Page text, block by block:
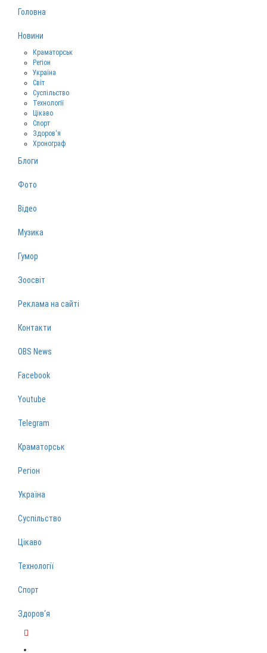
Головна
Новини
Краматорськ
Регіон
Україна
Світ
Суспільство
Технології
Цікаво
Спорт
Здоров‘я
Хронограф
Блоги
Фото
Відео
Музика
Гумор
Зоосвіт
Реклама на сайті
Контакти
OBS News
Facebook
Youtube
Telegram
Краматорськ
Регіон
Україна
Суспільство
Цікаво
Технології
Спорт
Здоров‘я